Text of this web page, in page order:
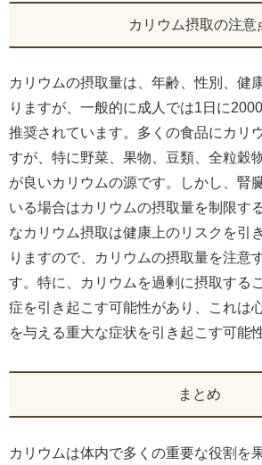
カリウム摂取の注意
カリウムの摂取量は、年齢、性別、健
りますが、一般的に成人では1日に
推奨されています。多くの食品にカリ
すが、特に野菜、果物、豆類、全粒穀
が良いカリウムの源です。しかし、腎
いる場合はカリウムの摂取量を制限す
なカリウム摂取は健康上のリスクを引
りますので、カリウムの摂取量を注意
す。特に、カリウムを過剰に摂取する
症を引き起こす可能性があり、これは
を与える重大な症状を引き起こす可能
まとめ
カリウムは体内で多くの重要な役割を